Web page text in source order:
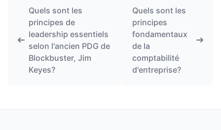
Quels sont les
principes de
leadership essentiels
selon l'ancien PDG de
Blockbuster, Jim
Keyes?
Quels sont les
principes
fondamentaux
de la
comptabilité
d'entreprise?